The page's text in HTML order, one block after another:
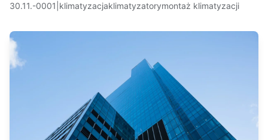
30.11.-0001 klimatyzacjaklimatyzatorymontaż klimatyzacji